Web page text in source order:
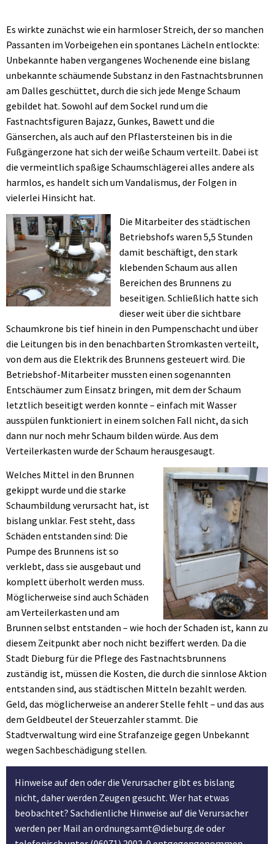
Es wirkte zunächst wie ein harmloser Streich, der so manchen
Passanten im Vorbeigehen ein spontanes Lächeln entlockte:
Unbekannte haben vergangenes Wochenende eine bislang
unbekannte schäumende Substanz in den Fastnachtsbrunnen
am Dalles geschüttet, durch die sich jede Menge Schaum
gebildet hat. Sowohl auf dem Sockel rund um die
Fastnachtsfiguren Bajazz, Gunkes, Bawett und die
Gänserchen, als auch auf den Pflastersteinen bis in die
Fußgängerzone hat sich der weiße Schaum verteilt. Dabei ist
die vermeintlich spaßige Schaumschlägerei alles andere als
harmlos, es handelt sich um Vandalismus, der Folgen in
vielerlei Hinsicht hat.
Die Mitarbeiter des städtischen
Betriebshofs waren 5,5 Stunden
damit beschäftigt, den stark
klebenden Schaum aus allen
Bereichen des Brunnens zu
beseitigen. Schließlich hatte sich
dieser weit über die sichtbare
Schaumkrone bis tief hinein in den Pumpenschacht und über
die Leitungen bis in den benachbarten Stromkasten verteilt,
von dem aus die Elektrik des Brunnens gesteuert wird. Die
Betriebshof-Mitarbeiter mussten einen sogenannten
Entschäumer zum Einsatz bringen, mit dem der Schaum
letztlich beseitigt werden konnte – einfach mit Wasser
ausspülen funktioniert in einem solchen Fall nicht, da sich
dann nur noch mehr Schaum bilden würde. Aus dem
Verteilerkasten wurde der Schaum herausgesaugt.
Welches Mittel in den Brunnen
gekippt wurde und die starke
Schaumbildung verursacht hat, ist
bislang unklar. Fest steht, dass
Schäden entstanden sind: Die
Pumpe des Brunnens ist so
verklebt, dass sie ausgebaut und
komplett überholt werden muss.
Möglicherweise sind auch Schäden
am Verteilerkasten und am
Brunnen selbst entstanden – wie hoch der Schaden ist, kann zu
diesem Zeitpunkt aber noch nicht beziffert werden. Da die
Stadt Dieburg für die Pflege des Fastnachtsbrunnens
zuständig ist, müssen die Kosten, die durch die sinnlose Aktion
entstanden sind, aus städtischen Mitteln bezahlt werden.
Geld, das möglicherweise an anderer Stelle fehlt – und das aus
dem Geldbeutel der Steuerzahler stammt. Die
Stadtverwaltung wird eine Strafanzeige gegen Unbekannt
wegen Sachbeschädigung stellen.
Hinweise auf den oder die Verursacher gibt es bislang
nicht, daher werden Zeugen gesucht. Wer hat etwas
beobachtet? Sachdienliche Hinweise auf die Verursacher
werden per Mail an ordnungsamt@dieburg.de oder